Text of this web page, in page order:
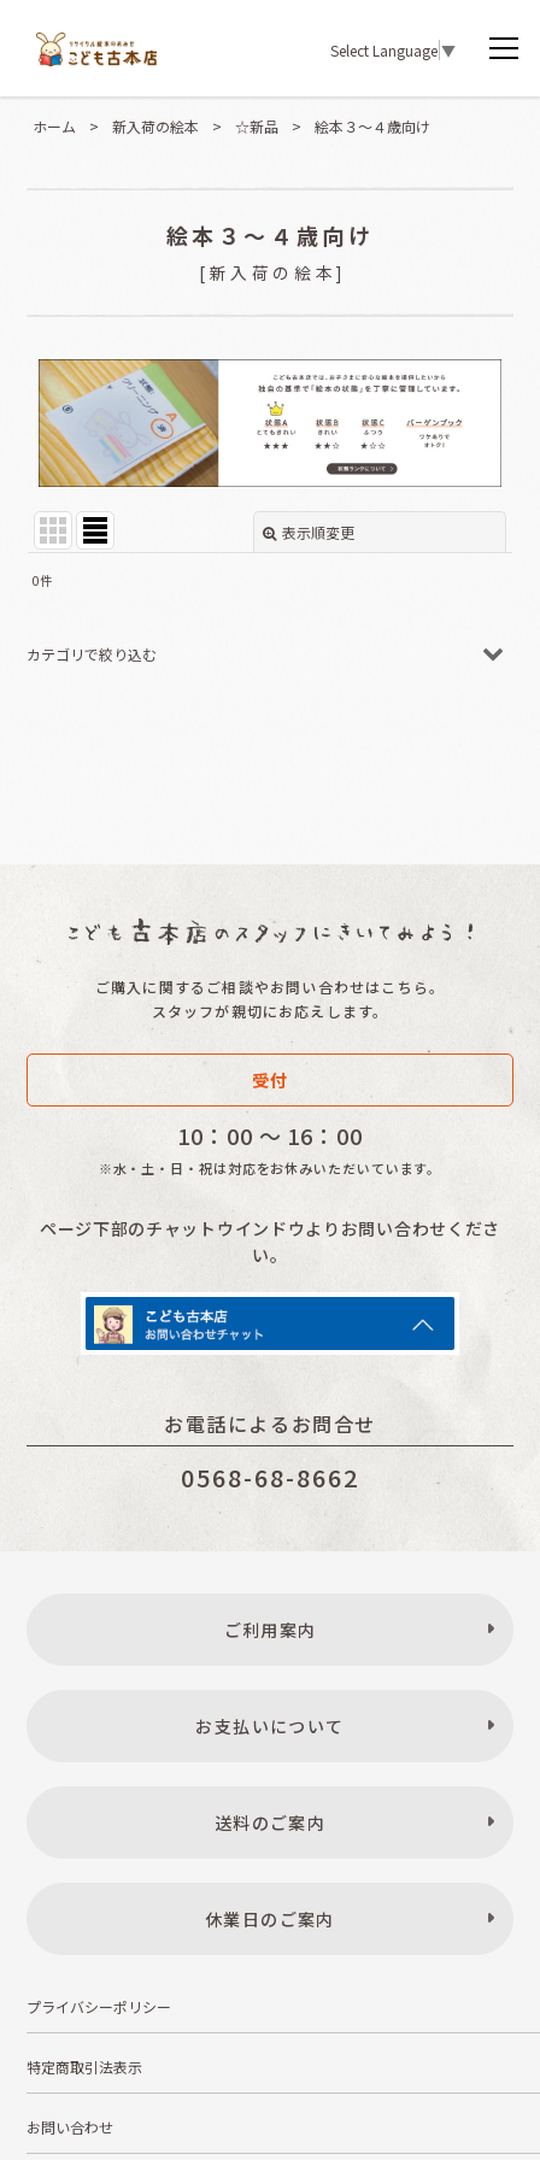
Select Language▼
ホーム > 新入荷の絵本 > ☆新品 > 絵本３〜４歳向け
絵本３〜４歳向け
[ 新入荷の絵本]
表示順変更
並び順 :
0件
カテゴリで絞り込む
絵本４〜６歳向け
絵本６歳〜向け
聞かせ屋。けいたろう
ご購入に関するご相談やお問い合わせはこちら。
スタッフが親切にお応えします。
受付
10：00 〜 16：00
※水・土・日・祝は対応をお休みいただいています。
ページ下部のチャットウインドウよりお問い合わせくださ
い。
お電話によるお問合せ
0568-68-8662
ご利用案内
お支払いについて
送料のご案内
休業日のご案内
プライバシーポリシー
特定商取引法表示
お問い合わせ